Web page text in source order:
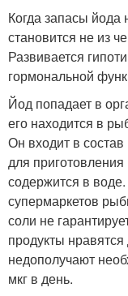
Когда запасы йода
становится не из
Развивается
гормональной
Йод попадает в
его находится в
Он входит в
для
содержится в
супермаркетов
соли не
продукты
недополучают
мкг в день.